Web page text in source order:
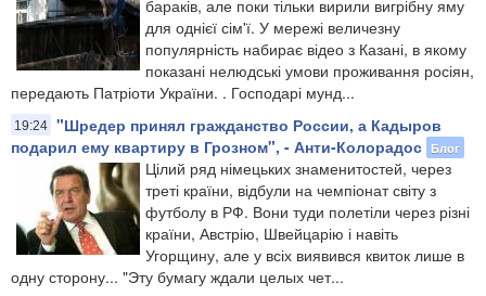
бараків, але поки тільки вирили вигрібну яму
для однієї сім'ї. У мережі величезну
популярність набирає відео з Казані, в якому
показані нелюдські умови проживання росіян,
передають Патріоти України. . Господарі мунд...
19:24 "Шредер принял гражданство России, а Кадыров
подарил ему квартиру в Грозном", - Анти-Колорадос Блог
Цілий ряд німецьких знаменитостей, через
треті країни, відбули на чемпіонат світу з
футболу в РФ. Вони туди полетіли через різні
країни, Австрію, Швейцарію і навіть
Угорщину, але у всіх виявився квиток лише в
одну сторону... "Эту бумагу ждали целых чет...